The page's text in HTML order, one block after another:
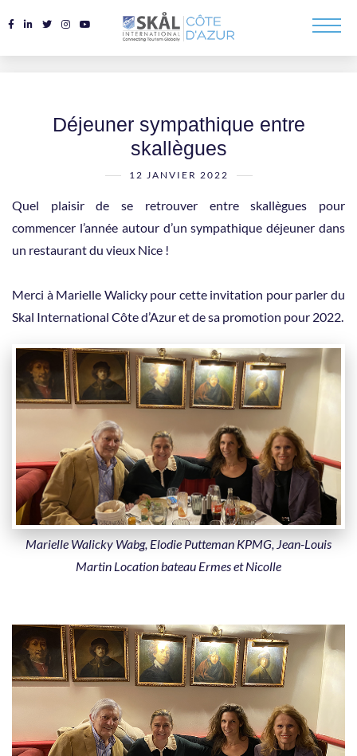
Déjeuner sympathique entre
skallègues
12 JANVIER 2022
Quel plaisir de se retrouver entre skallègues pour
commencer l’année autour d’un sympathique déjeuner dans
un restaurant du vieux Nice !
Merci à Marielle Walicky pour cette invitation pour parler du
Skal International Côte d’Azur et de sa promotion pour 2022.
Marielle Walicky Wabg, Elodie Putteman KPMG, Jean-Louis
Martin Location bateau Ermes et Nicolle